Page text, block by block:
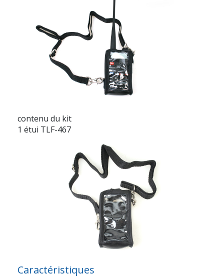
contenu du kit
1 étui TLF-467
Caractéristiques